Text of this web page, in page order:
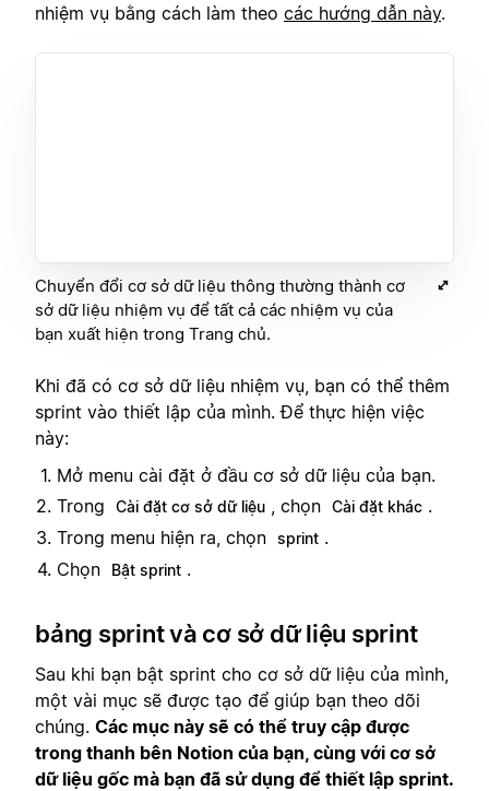
nhiệm vụ bằng cách làm theo các hướng dẫn này.
Chuyển đổi cơ sở dữ liệu thông thường thành cơ
sở dữ liệu nhiệm vụ để tất cả các nhiệm vụ của
bạn xuất hiện trong Trang chủ.
Khi đã có cơ sở dữ liệu nhiệm vụ, bạn có thể thêm
sprint vào thiết lập của mình. Để thực hiện việc
này:
Mở menu cài đặt ở đầu cơ sở dữ liệu của bạn.
Trong
Cài đặt cơ sở dữ liệu , chọn Cài đặt khác .
Trong menu hiện ra, chọn sprint .
Chọn
Bật sprint .
bảng sprint và cơ sở dữ liệu sprint
Sau khi bạn bật sprint cho cơ sở dữ liệu của mình,
một vài mục sẽ được tạo để giúp bạn theo dõi
chúng. Các mục này sẽ có thể truy cập được
trong thanh bên Notion của bạn, cùng với cơ sở
dữ liệu gốc mà bạn đã sử dụng để thiết lập sprint.